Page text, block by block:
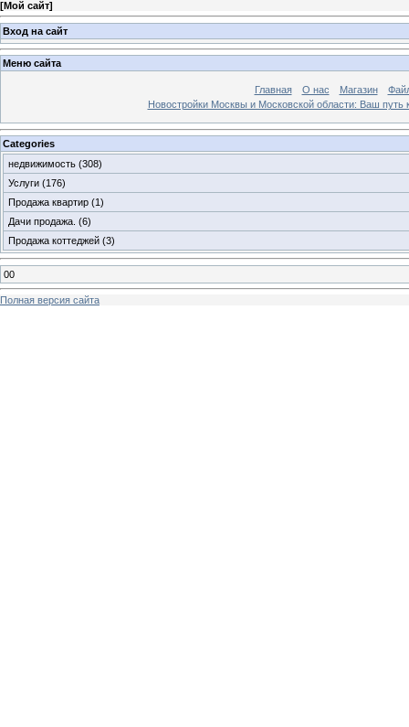
[Мой сайт]
Вход на сайт
Меню сайта
Главная О нас Магазин
Новостройки Москвы и Московской области: Ваш
Categories
недвижимость (308)
Услуги (176)
Продажа квартир (1)
Дачи продажа. (6)
Продажа коттеджей (3)
00
Полная версия сайта